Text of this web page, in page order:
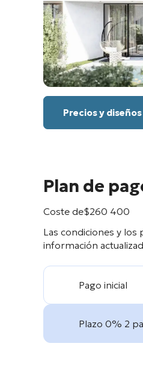
Precios y diseños
Plan de
Coste de$260 400
Las condiciones y
información
Pago inicial
Plazo 0% 2